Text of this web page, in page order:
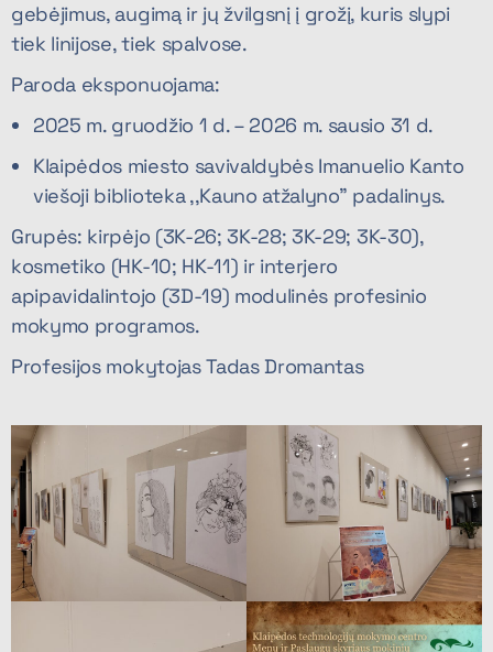
gebėjimus, augimą ir jų žvilgsnį į grožį, kuris slypi
tiek linijose, tiek spalvose.
Paroda eksponuojama:
2025 m. gruodžio 1 d. – 2026 m. sausio 31 d.
Klaipėdos miesto savivaldybės Imanuelio Kanto
viešoji biblioteka ,,Kauno atžalyno” padalinys.
Grupės: kirpėjo (3K-26; 3K-28; 3K-29; 3K-30),
kosmetiko (HK-10; HK-11) ir interjero
apipavidalintojo (3D-19) modulinės profesinio
mokymo programos.
Profesijos mokytojas Tadas Dromantas